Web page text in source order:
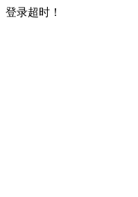
登录超时！